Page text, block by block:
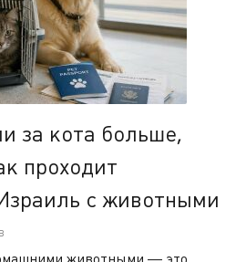
за кота больше,
проходит
с животными